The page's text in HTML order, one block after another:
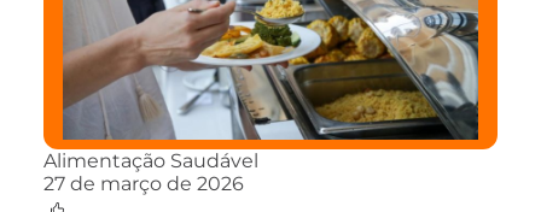
Alimentação Saudável
27 de março de 2026